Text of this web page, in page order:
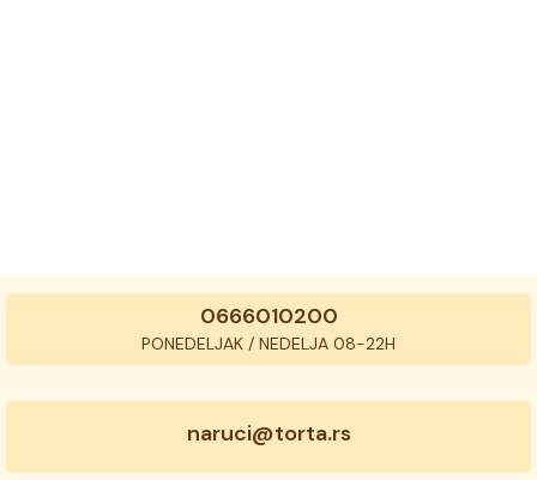
0666010200
PONEDELJAK / NEDELJA 08-22H
naruci@torta.rs